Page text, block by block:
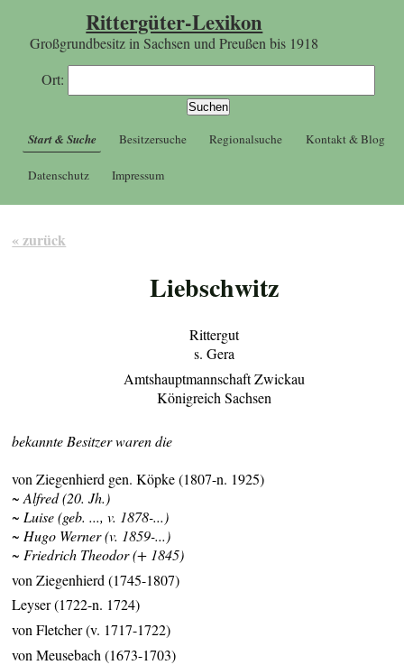
Rittergüter-Lexikon
Großgrundbesitz in Sachsen und Preußen bis 1918
Ort:
Start & Suche Besitzersuche Regionalsuche Kontakt & Blog
Datenschutz Impressum
« zurück
Liebschwitz
Rittergut
s. Gera
Amtshauptmannschaft Zwickau
Königreich Sachsen
bekannte Besitzer waren die
von Ziegenhierd gen. Köpke (1807-n. 1925)
~ Alfred (20. Jh.)
~ Luise (geb. ..., v. 1878-...)
~ Hugo Werner (v. 1859-...)
~ Friedrich Theodor (+ 1845)
von Ziegenhierd (1745-1807)
Leyser (1722-n. 1724)
von Fletcher (v. 1717-1722)
von Meusebach (1673-1703)